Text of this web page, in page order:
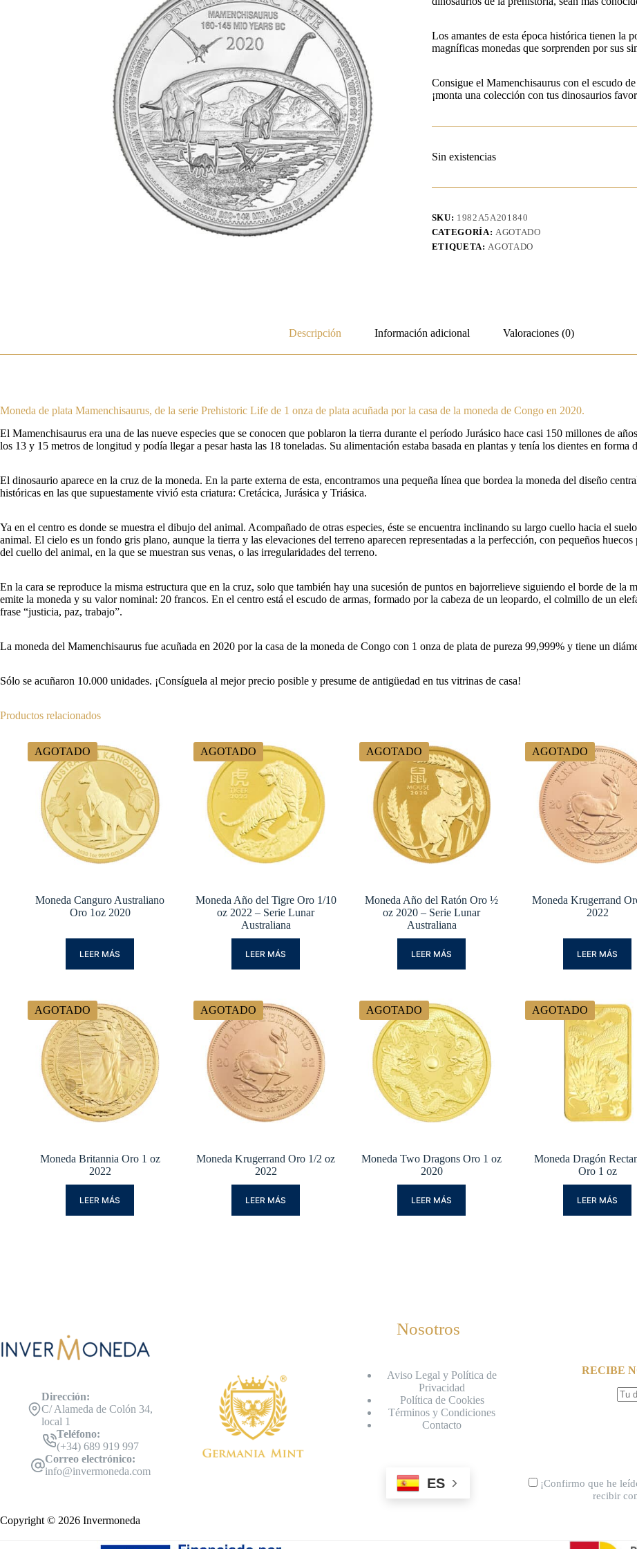
Los amantes de esta época histórica tienen la
magníficas monedas que sorprenden por sus
Consigue el Mamenchisaurus con el escudo
¡monta una colección con tus dinosaurios
Sin existencias
SKU: 1982A5A201840
CATEGORÍA: AGOTADO
ETIQUETA:AGOTADO
Descripción Información adicional Valoraciones (0)
Moneda de plata Mamenchisaurus, de la serie Prehistoric Life de 1 onza de plata acuñada por la casa de la moneda de Congo en 2020.
El Mamenchisaurus era una de las nueve especies que se conocen que poblaron la tierra durante el período Jurásico hace casi 150 millones de
los 13 y 15 metros de longitud y podía llegar a pesar hasta las 18 toneladas. Su alimentación estaba basada en plantas y tenía los dientes en
El dinosaurio aparece en la cruz de la moneda. En la parte externa de esta, encontramos una pequeña línea que bordea la moneda del diseño
históricas en las que supuestamente vivió esta criatura: Cretácica, Jurásica y Triásica.
Ya en el centro es donde se muestra el dibujo del animal. Acompañado de otras especies, éste se encuentra inclinando su largo cuello hacia el
animal. El cielo es un fondo gris plano, aunque la tierra y las elevaciones del terreno aparecen representadas a la perfección, con pequeños
del cuello del animal, en la que se muestran sus venas, o las irregularidades del terreno.
En la cara se reproduce la misma estructura que en la cruz, solo que también hay una sucesión de puntos en bajorrelieve siguiendo el borde de la
emite la moneda y su valor nominal: 20 francos. En el centro está el escudo de armas, formado por la cabeza de un leopardo, el colmillo de un
frase “justicia, paz, trabajo”.
La moneda del Mamenchisaurus fue acuñada en 2020 por la casa de la moneda de Congo con 1 onza de plata de pureza 99,999% y tiene un
Sólo se acuñaron 10.000 unidades. ¡Consíguela al mejor precio posible y presume de antigüedad en tus vitrinas de casa!
Productos relacionados
AGOTADO
Moneda Canguro Australiano
Oro 1oz 2020
LEER MÁS
AGOTADO
Moneda Año del Tigre Oro 1/10
oz 2022 – Serie Lunar
Australiana
LEER MÁS
AGOTADO
Moneda Año del Ratón Oro ½
oz 2020 – Serie Lunar
Australiana
LEER MÁS
AGOTADO
Moneda Krugerrand
2022
LEER MÁS
AGOTADO
Moneda Britannia Oro 1 oz
2022
LEER MÁS
AGOTADO
Moneda Krugerrand Oro 1/2 oz
2022
LEER MÁS
AGOTADO
Moneda Two Dragons Oro 1 oz
2020
LEER MÁS
AGOTADO
Moneda Dragón
Oro 1 oz
LEER MÁS
Dirección:
C/ Alameda de Colón 34,
local 1
Teléfono:
(+34) 689 919 997
Correo electrónico:
info@invermoneda.com
Nosotros
Aviso Legal y Política de
Privacidad
Política de Cookies
Términos y Condiciones
Contacto
ES
RECIBE
¡Confirmo que he
recibir
Copyright © 2026 Invermoneda